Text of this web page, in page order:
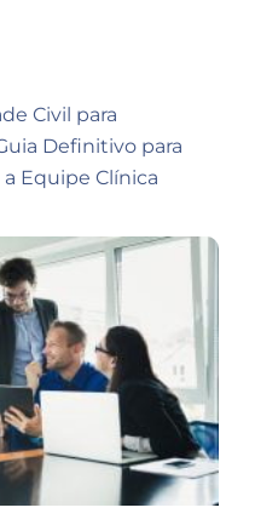
Civil para
Definitivo para
Equipe Clínica